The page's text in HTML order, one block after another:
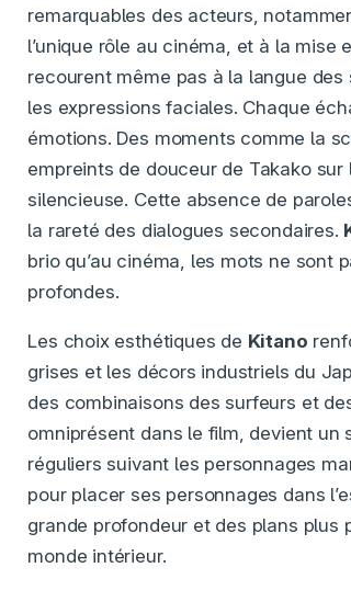
remarquables des acteurs,
l’unique rôle au cinéma, et à la mise
recourent même pas à la langue
les expressions faciales. Chaque
émotions. Des moments comme la
empreints de douceur de Takako
silencieuse. Cette absence de
la rareté des dialogues secondaires.
brio qu’au cinéma, les mots ne sont
profondes.
Les choix esthétiques de Kitano
grises et les décors industriels du
des combinaisons des surfeurs et
omniprésent dans le film, devient un
réguliers suivant les personnages
pour placer ses personnages dans
grande profondeur et des plans
monde intérieur.